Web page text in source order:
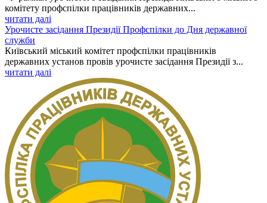
комітету профспілки працівників державних...
читати далі
Урочисте засідання Президії Профспілки до Дня державної
служби
Київський міський комітет профспілки працівників
державних установ провів урочисте засідання Президії з...
читати далі